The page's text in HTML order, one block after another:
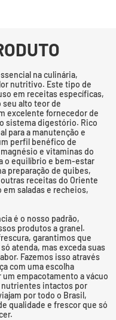
na culinária,
nutritivo. Este tipo de
em receitas específicas,
seu alto teor de
excelente fornecedor de
sistema digestório. Rico
para a manutenção e
perfil benéfico de
e vitaminas do
o equilíbrio e bem-estar
preparação de quibes,
receitas do Oriente
saladas e recheios,
é o nosso padrão,
produtos a granel.
garantimos que
atenda, mas exceda suas
Fazemos isso através
com uma escolha
empacotamento a vácuo
nutrientes intactos por
por todo o Brasil,
qualidade e frescor que só